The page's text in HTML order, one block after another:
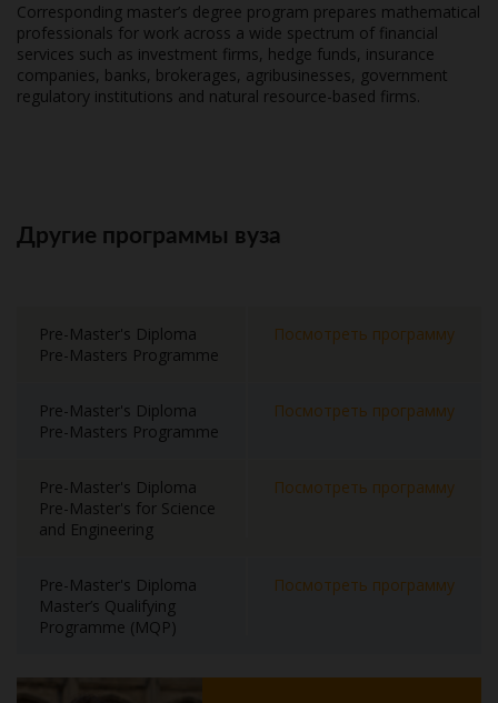
Corresponding master’s degree program prepares mathematical
professionals for work across a wide spectrum of financial
services such as investment firms, hedge funds, insurance
companies, banks, brokerages, agribusinesses, government
regulatory institutions and natural resource-based firms.
Другие программы вуза
Pre-Master's Diploma
Pre-Masters Programme
Посмотреть программу
Pre-Master's Diploma
Pre-Masters Programme
Посмотреть программу
Pre-Master's Diploma
Pre-Master's for Science
and Engineering
Посмотреть программу
Pre-Master's Diploma
Master’s Qualifying
Programme (MQP)
Посмотреть программу